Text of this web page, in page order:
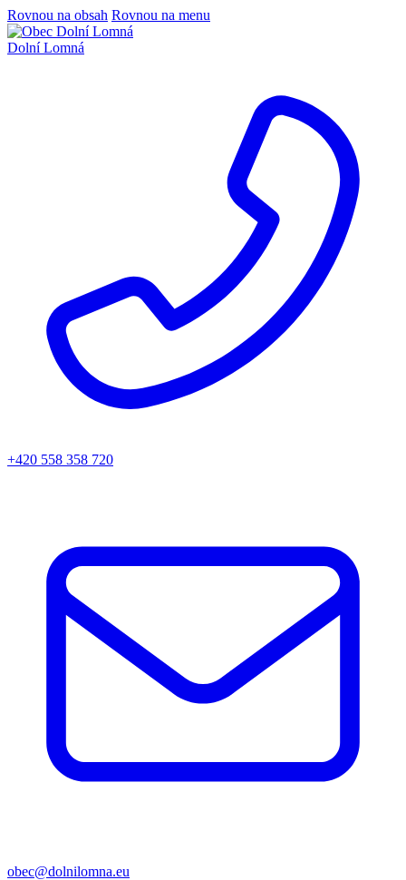
Rovnou na obsah Rovnou na menu
Dolní Lomná
+420 558 358 720
obec@dolnilomna.eu